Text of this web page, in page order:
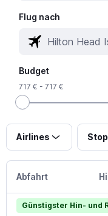
Flug nach
Budget
717 € - 717 €
Airlines
Abfahrt
Günstigster Hin- und